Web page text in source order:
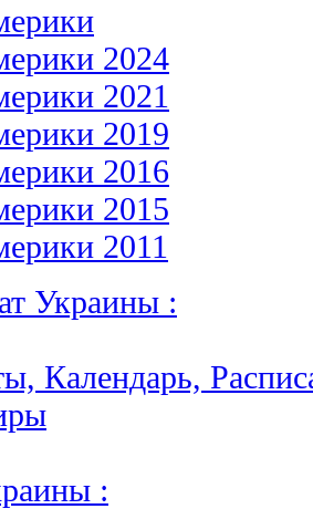
2024
2021
2019
2016
2015
2011
Украины :
Календарь,
: